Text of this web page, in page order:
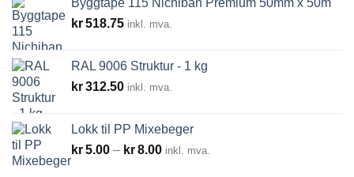
kr14,520.00
kr518.75 inkl. mva.
RAL 9006 Struktur - 1 kg
kr312.50 inkl. mva.
Lokk til PP Mixebeger
kr5.00 – kr8.00Prisområde:
inkl. mva.